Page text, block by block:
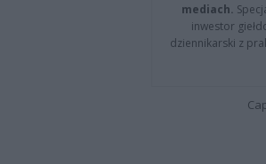
mediach.
inwestor
dziennikarski z